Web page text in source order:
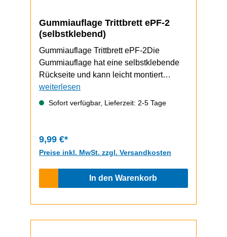
Gummiauflage Trittbrett ePF-2
(selbstklebend)
Gummiauflage Trittbrett ePF-2Die
Gummiauflage hat eine selbstklebende
Rückseite und kann leicht montiert
werden.
weiterlesen
Sofort verfügbar, Lieferzeit: 2-5 Tage
9,99 €*
Preise inkl. MwSt. zzgl. Versandkosten
In den Warenkorb